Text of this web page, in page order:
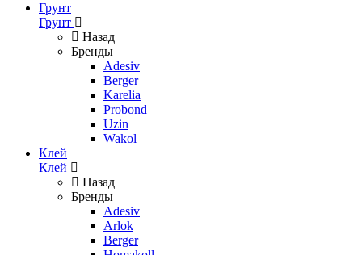
Грунт
Грунт
Назад
Бренды
Adesiv
Berger
Karelia
Probond
Uzin
Wakol
Клей
Клей
Назад
Бренды
Adesiv
Arlok
Berger